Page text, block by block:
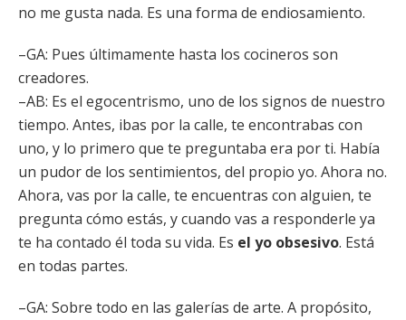
no me gusta nada. Es una forma de endiosamiento.
–GA: Pues últimamente hasta los cocineros son
creadores.
–AB: Es el egocentrismo, uno de los signos de nuestro
tiempo. Antes, ibas por la calle, te encontrabas con
uno, y lo primero que te preguntaba era por ti. Había
un pudor de los sentimientos, del propio yo. Ahora no.
Ahora, vas por la calle, te encuentras con alguien, te
pregunta cómo estás, y cuando vas a responderle ya
te ha contado él toda su vida. Es el yo obsesivo. Está
en todas partes.
–GA: Sobre todo en las galerías de arte. A propósito,